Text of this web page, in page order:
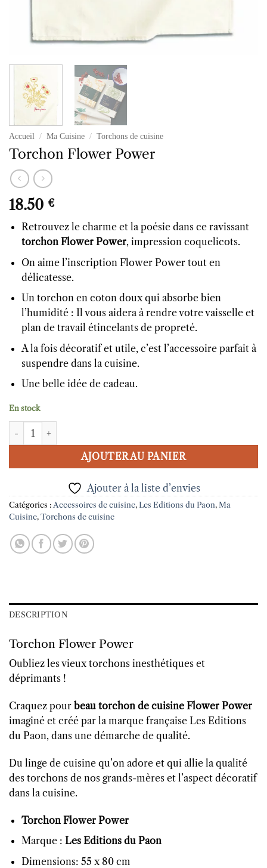
Accueil / Ma Cuisine / Torchons de cuisine
Torchon Flower Power
18.50 €
Retrouvez le charme et la poésie dans ce ravissant
torchon Flower Power, impression coquelicots.
On aime l’inscription Flower Power tout en
délicatesse.
Un torchon en coton doux qui absorbe bien
l’humidité : Il vous aidera à rendre votre vaisselle et
plan de travail étincelants de propreté.
A la fois décoratif et utile, c’est l’accessoire parfait à
suspendre dans la cuisine.
Une belle idée de cadeau.
En stock
quantité de Torchon Flower Power
AJOUTER AU PANIER
Ajouter à la liste d’envies
Catégories : Accessoires de cuisine, Les Editions du Paon, Ma
Cuisine, Torchons de cuisine
DESCRIPTION
Torchon Flower Power
Oubliez les vieux torchons inesthétiques et
déprimants !
Craquez pour beau torchon de cuisine Flower Power
imaginé et créé par la marque française Les Editions
du Paon, dans une démarche de qualité.
Du linge de cuisine qu’on adore et qui allie la qualité
des torchons de nos grands-mères et l’aspect décoratif
dans la cuisine.
Torchon Flower Power
Marque : Les Editions du Paon
Dimensions: 55 x 80 cm